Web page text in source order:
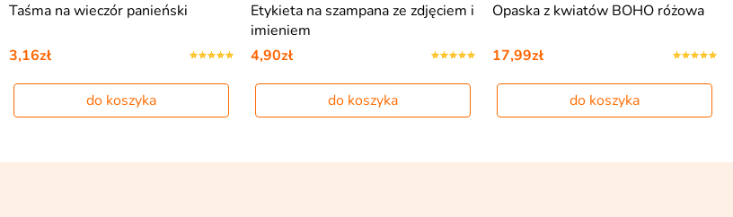
Taśma na wieczór panieński
3,16zł
do koszyka
Etykieta na szampana ze zdjęciem i
imieniem
4,90zł
do koszyka
Opaska z kwiatów BOHO różowa
17,99zł
do koszyka